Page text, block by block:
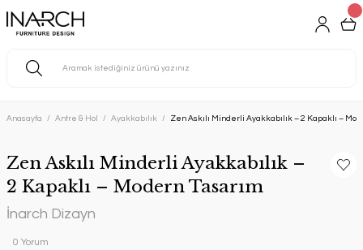
Anasayfa Antre & Hol Ayakkabılık Zen Askılı Minderli Ayakkabılık – 2 Kapaklı –
Zen Askılı Minderli Ayakkabılık –
2 Kapaklı – Modern Tasarım
İnarch Dizayn
0 Yorum